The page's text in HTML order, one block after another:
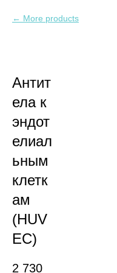
More products
Антит
ела к
эндот
елиал
ьным
клетк
ам
(HUV
EC)
2 730